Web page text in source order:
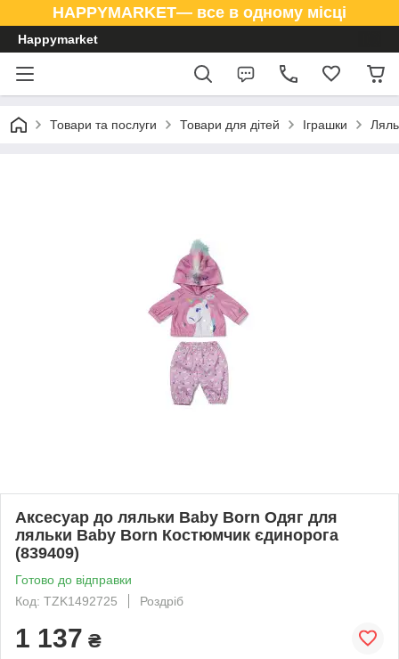
HAPPYMARKET— все в одному місці
Happymarket
Товари та послуги Товари для дітей Іграшки
Аксесуар до ляльки Baby Born Одяг для
ляльки Baby Born Костюмчик єдинорога
(839409)
Готово до відправки
Код: TZK1492725
Роздріб
1 137 ₴